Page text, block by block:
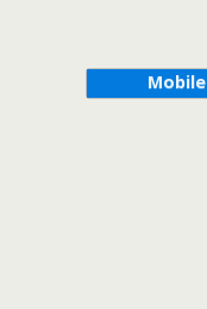
Mobile